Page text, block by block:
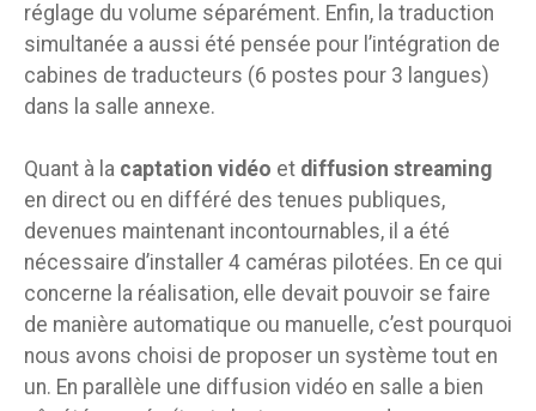
réglage du volume séparément. Enfin, la traduction
simultanée a aussi été pensée pour l’intégration de
cabines de traducteurs (6 postes pour 3 langues)
dans la salle annexe.
Quant à la captation vidéo et diffusion streaming
en direct ou en différé des tenues publiques,
devenues maintenant incontournables, il a été
nécessaire d’installer 4 caméras pilotées. En ce qui
concerne la réalisation, elle devait pouvoir se faire
de manière automatique ou manuelle, c’est pourquoi
nous avons choisi de proposer un système tout en
un. En parallèle une diffusion vidéo en salle a bien